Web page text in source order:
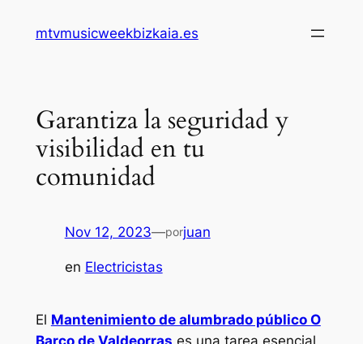
mtvmusicweekbizkaia.es
Garantiza la seguridad y
visibilidad en tu
comunidad
Nov 12, 2023—porjuan
en Electricistas
El Mantenimiento de alumbrado público O